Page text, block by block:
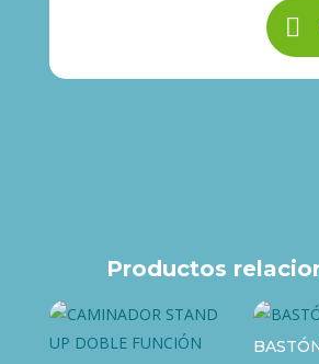
Productos